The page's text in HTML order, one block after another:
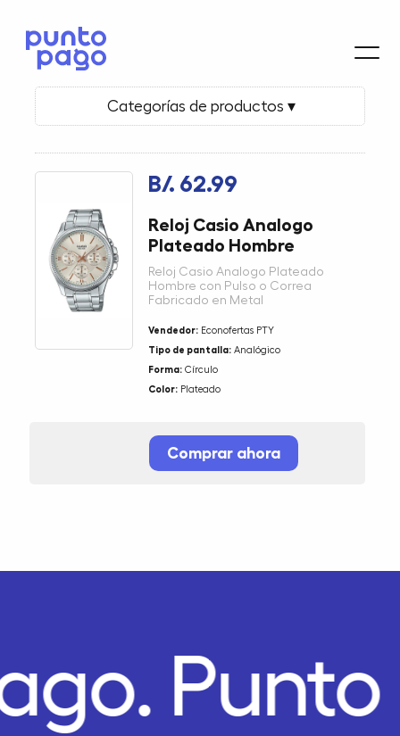
Categorías de productos ▾
B/. 62.99
Reloj Casio Analogo
Plateado Hombre
Reloj Casio Analogo Plateado
Hombre con Pulso o Correa
Fabricado en Metal
Vendedor: Econofertas PTY
Tipo de pantalla: Analógico
Forma: Círculo
Color: Plateado
Comprar ahora